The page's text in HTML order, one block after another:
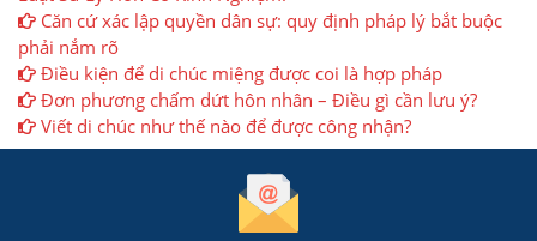
Căn cứ xác lập quyền dân sự: quy định pháp lý bắt buộc
phải nắm rõ
Điều kiện để di chúc miệng được coi là hợp pháp
Đơn phương chấm dứt hôn nhân – Điều gì cần lưu ý?
Viết di chúc như thế nào để được công nhận?